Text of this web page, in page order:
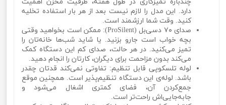
دارد. این مدل را لازم نیست بعد از هر بار استفاده تخلیه
کنید. وقت شما ارزشمند است.
صدای ۷۰ دسی‌بل (ProSilent): ممکن است بخواهید وقتی
بچه خواب است جارو بزنید. یا شاید شب‌ها خانه‌تان را
تمیز می‌کنید. در هر حالت، صدای کم این دستگاه کمک
می‌کند بدون مزاحمت برای دیگران، کارتان را انجام دهید.
لوله تلسکوپی قابل تنظیم: تفاوتی نمی‌کند قدتان چقدر
باشد. لوله‌ی این دستگاه تنظیم‌پذیر است. همچنین موقع
جمع‌کردن آن، فضای کمتری اشغال می‌شود و
جابه‌جایی‌اش راحت‌تر است.